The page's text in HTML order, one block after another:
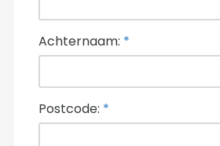
Achternaam: *
Postcode: *